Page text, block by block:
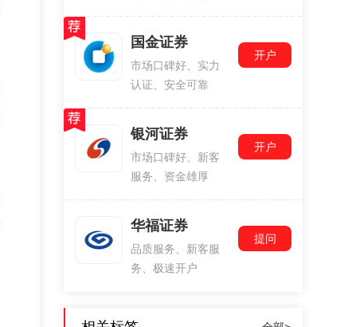
国金证券
市场口碑好、实力
认证、安全可靠
开户
银河证券
市场口碑好、新客
服务、资金雄厚
开户
华福证券
品质服务、新客服
务、极速开户
提问